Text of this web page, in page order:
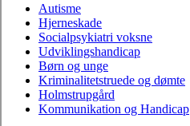
Autisme
Hjerneskade
Socialpsykiatri voksne
Udviklingshandicap
Børn og unge
Kriminalitetstruede og dømte
Holmstrupgård
Kommunikation og Handicap